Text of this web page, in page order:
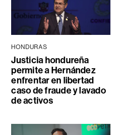
HONDURAS
Justicia hondureña
permite a Hernández
enfrentar en libertad
caso de fraude y lavado
de activos